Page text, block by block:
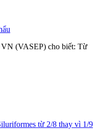
VN (VASEP) cho biết: Từ
từ 2/8 thay vì 1/9